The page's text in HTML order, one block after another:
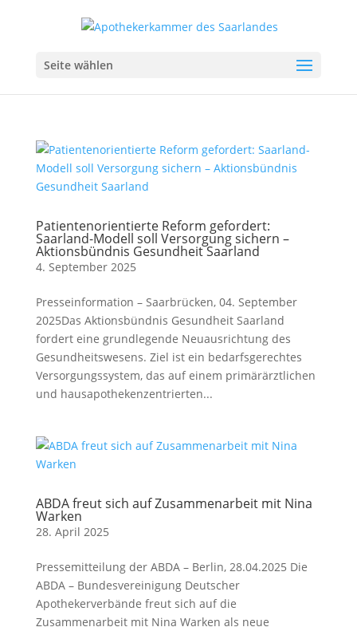
Seite wählen
Patientenorientierte Reform gefordert:
Saarland-Modell soll Versorgung sichern –
Aktionsbündnis Gesundheit Saarland
4. September 2025
Presseinformation – Saarbrücken, 04. September
2025Das Aktionsbündnis Gesundheit Saarland
fordert eine grundlegende Neuausrichtung des
Gesundheitswesens. Ziel ist ein bedarfsgerechtes
Versorgungssystem, das auf einem primärärztlichen
und hausapothekenzentrierten...
ABDA freut sich auf Zusammenarbeit mit Nina
Warken
28. April 2025
Pressemitteilung der ABDA – Berlin, 28.04.2025 Die
ABDA – Bundesvereinigung Deutscher
Apothekerverbände freut sich auf die
Zusammenarbeit mit Nina Warken als neue